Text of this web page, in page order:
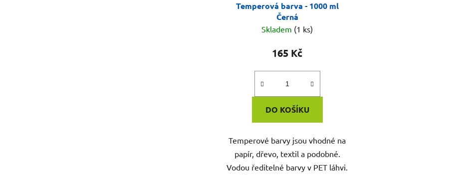
Temperová barva - 1000 ml
Černá
Skladem (1 ks)
165 Kč
DO KOŠÍKU
Temperové barvy jsou vhodné na
papír, dřevo, textil a podobné.
Vodou ředitelné barvy v PET láhvi.